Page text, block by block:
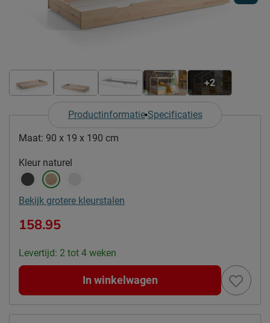
+2
Productinformatie Specificaties
Maat: 90 x 19 x 190 cm
Kleur naturel
Bekijk grotere kleurstalen
158.95
Levertijd: 2 tot 4 weken
In winkelwagen